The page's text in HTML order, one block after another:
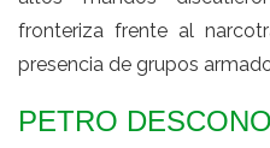
fronteriza frente al
presencia de grupos
PETRO